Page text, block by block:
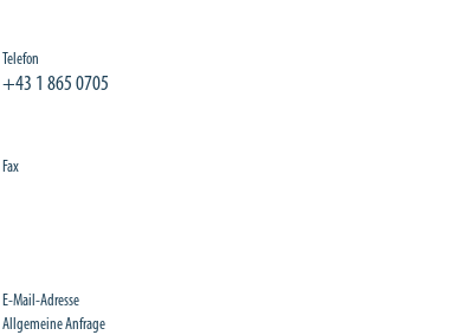
Telefon
+43 1 865 0705
Fax
E-Mail-Adresse
Allgemeine Anfrage